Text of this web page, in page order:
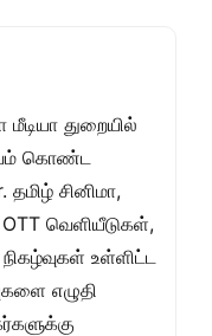
துறையில்
கொண்ட
சினிமா,
வெளியீடுகள்,
உள்ளிட்ட
எழுதி